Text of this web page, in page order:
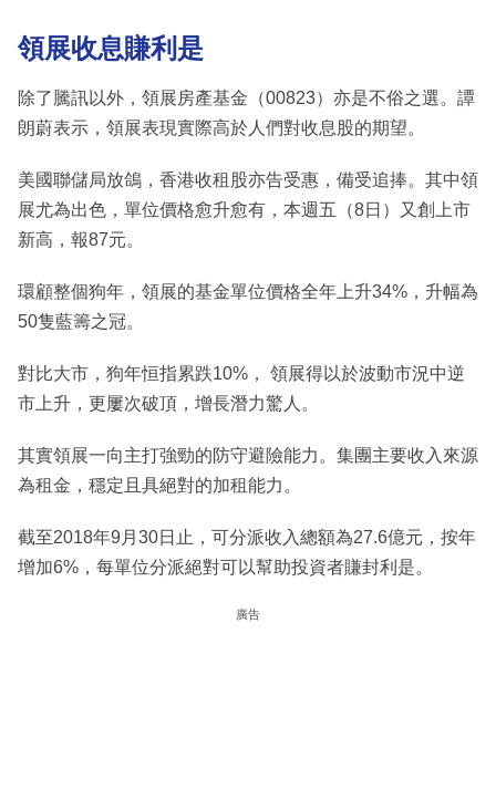
領展收息賺利是
除了騰訊以外，領展房產基金（00823）亦是不俗之選。譚
朗蔚表示，領展表現實際高於人們對收息股的期望。
美國聯儲局放鴿，香港收租股亦告受惠，備受追捧。其中領
展尤為出色，單位價格愈升愈有，本週五（8日）又創上市
新高，報87元。
環顧整個狗年，領展的基金單位價格全年上升34%，升幅為
50隻藍籌之冠。
對比大市，狗年恒指累跌10%， 領展得以於波動市況中逆
市上升，更屢次破頂，增長潛力驚人。
其實領展一向主打強勁的防守避險能力。集團主要收入來源
為租金，穩定且具絕對的加租能力。
截至2018年9月30日止，可分派收入總額為27.6億元，按年
增加6%，每單位分派絕對可以幫助投資者賺封利是。
廣告